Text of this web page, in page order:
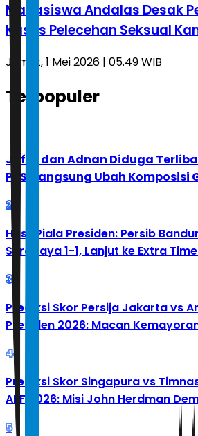
Mahasiswa Andalas Desak
Kasus Pelecehan Seksual
Jumat, 1 Mei 2026 | 05.49 WIB
Terpopuler
Jafar dan Adnan Diduga
PBSI Langsung Ubah
2
Hasil Piala Presiden: Persib
Surabaya 1-1, Lanjut ke Extra
3
Prediksi Skor Persija Jakarta vs
Presiden 2026: Macan
4
Prediksi Skor Singapura vs
AFF 2026: Misi John Herdman
5